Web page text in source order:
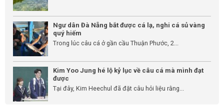
Ngư dân Đà Nẵng bắt được cá lạ, nghi cá sủ vàng
quý hiếm
Trong lúc câu cá ở gần cầu Thuận Phước, 2...
Kim Yoo Jung hé lộ kỷ lục về câu cá mà mình đạt
được
Tại đây, Kim Heechul đã đặt câu hỏi liệu rằng...